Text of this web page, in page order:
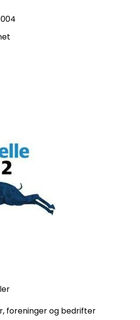
foreninger og bedrifter